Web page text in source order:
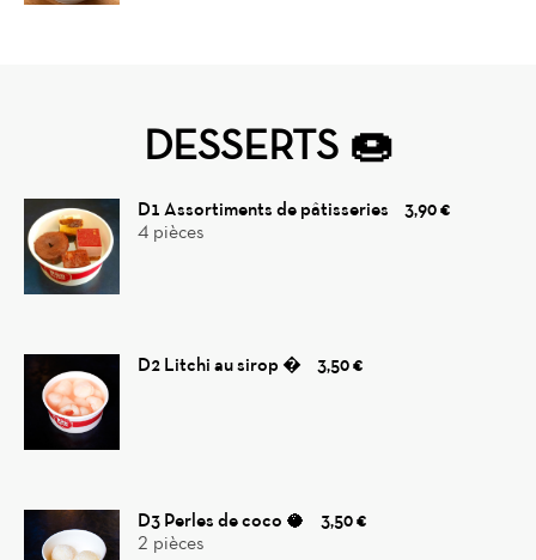
DESSERTS 🍩
D1 Assortiments de pâtisseries
3,90 €
4 pièces
D2 Litchi au sirop � 3,50 €
D3 Perles de coco 🥥
3,50 €
2 pièces